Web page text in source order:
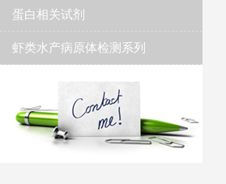
蛋白相关试剂
虾类水产病原体检测系列